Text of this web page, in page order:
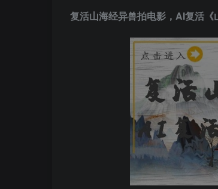
复活山海经异兽拍电影， AI复活